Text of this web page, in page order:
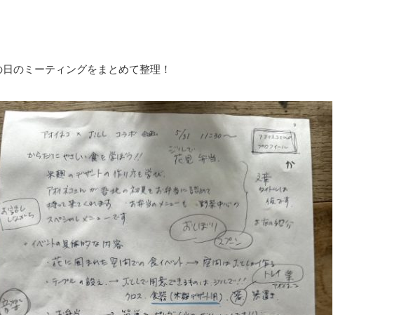
日のミーティングをまとめて整理！